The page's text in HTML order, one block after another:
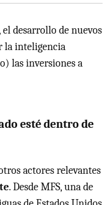
el desarrollo de nuevos
la inteligencia
las inversiones a
esté dentro de
actores relevantes
. Desde MFS, una de